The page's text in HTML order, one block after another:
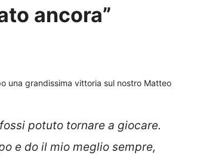
ancora”
una grandissima vittoria sul nostro Matteo
potuto tornare a giocare.
e do il mio meglio sempre,